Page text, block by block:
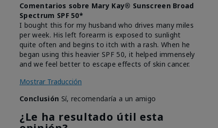
Comentarios sobre Mary Kay® Sunscreen Broad
Spectrum SPF 50*
I bought this for my husband who drives many miles
per week. His left forearm is exposed to sunlight
quite often and begins to itch with a rash. When he
began using this heavier SPF 50, it helped immensely
and we feel better to escape effects of skin cancer.
Mostrar Traducción
Conclusión Sí, recomendaría a un amigo
¿Le ha resultado útil esta